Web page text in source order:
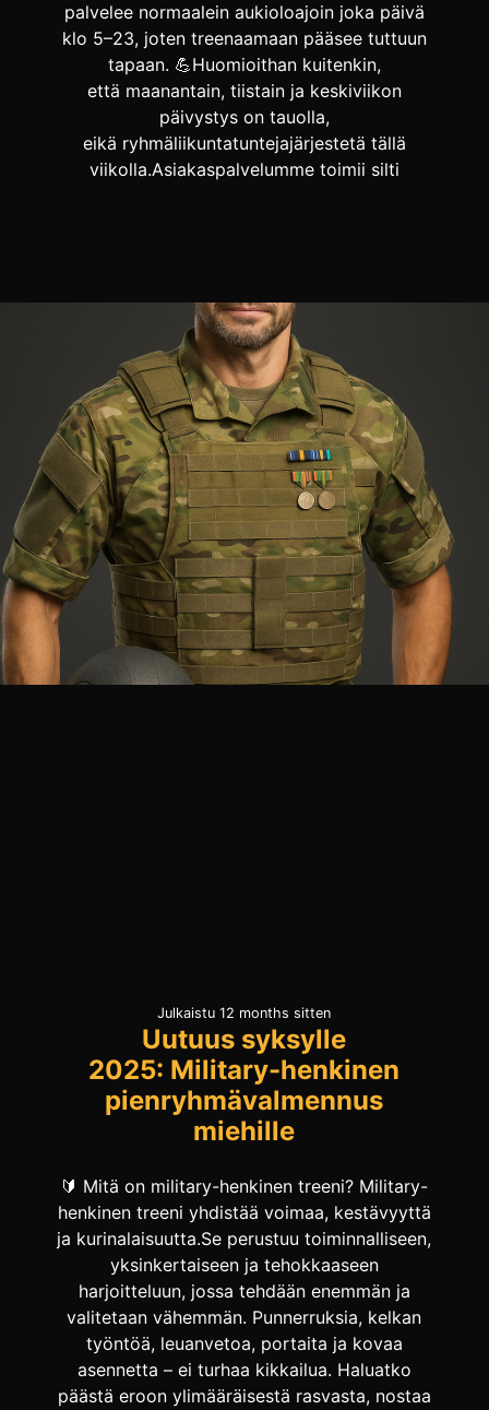
palvelee normaalein aukioloajoin joka päivä
klo 5–23, joten treenaamaan pääsee tuttuun
tapaan. 💪Huomioithan kuitenkin,
että maanantain, tiistain ja keskiviikon
päivystys on tauolla,
eikä ryhmäliikuntatuntejajärjestetä tällä
viikolla.Asiakaspalvelumme toimii silti
pienenä […]
Julkaistu 12 months sitten
Uutuus syksylle
2025: Military-henkinen
pienryhmävalmennus
miehille
🔰 Mitä on military-henkinen treeni? Military-
henkinen treeni yhdistää voimaa, kestävyyttä
ja kurinalaisuutta.Se perustuu toiminnalliseen,
yksinkertaiseen ja tehokkaaseen
harjoitteluun, jossa tehdään enemmän ja
valitetaan vähemmän. Punnerruksia, kelkan
työntöä, leuanvetoa, portaita ja kovaa
asennetta – ei turhaa kikkailua. Haluatko
päästä eroon ylimääräisestä rasvasta, nostaa